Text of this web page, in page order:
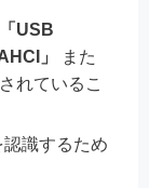
「USB
」
また
れているこ
識するため